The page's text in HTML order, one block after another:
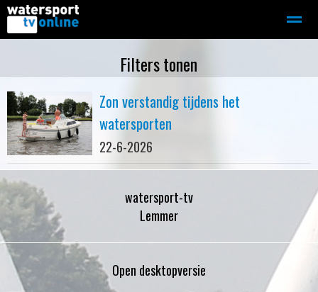
Motorboot-sloep Adverteren
Home
Filters tonen
Zon verstandig tijdens het
watersporten
22-6-2026
watersport-tv
Lemmer
Open desktopversie